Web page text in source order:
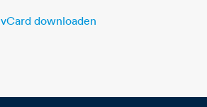
vCard downloaden